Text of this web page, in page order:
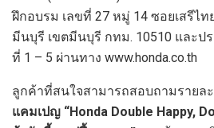
ฝึกอบรม เลขที่ 27 หมู่ 14 ซอยเสรีไท
มีนบุรี เขตมีนบุรี กทม. 10510 และป
ที่ 1 – 5 ผ่านทาง www.honda.co.th
ลูกค้าที่สนใจสามารถสอบถามรายละ
แคมเปญ “Honda Double Happy,